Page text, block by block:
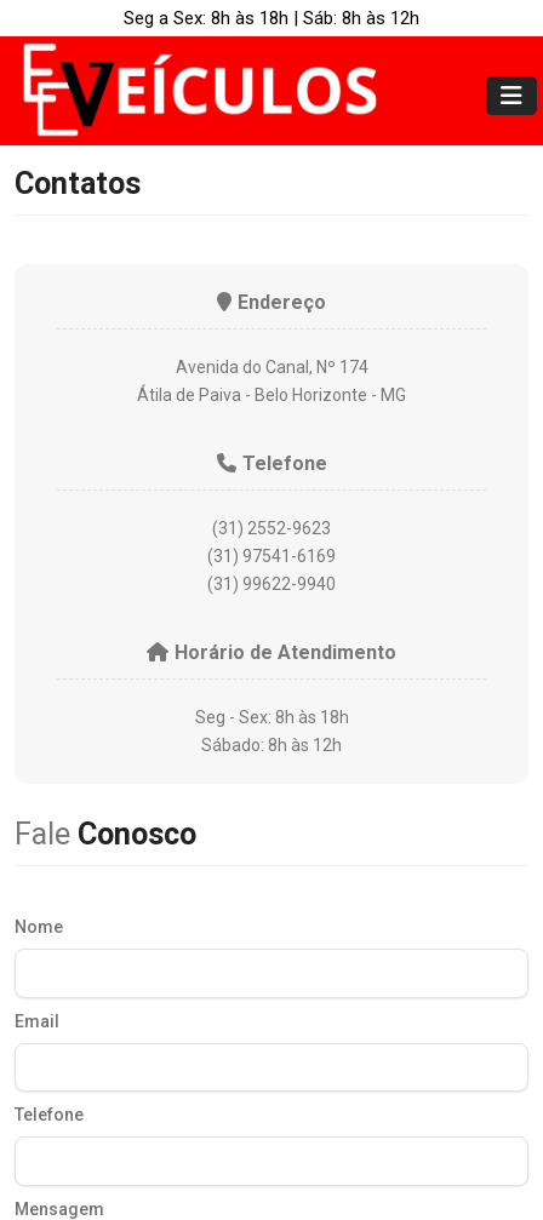
Seg a Sex: 8h às 18h | Sáb: 8h às 12h
Contatos
Endereço
Avenida do Canal, Nº 174
Átila de Paiva - Belo Horizonte - MG
Telefone
(31) 2552-9623
(31) 97541-6169
(31) 99622-9940
Horário de Atendimento
Seg - Sex: 8h às 18h
Sábado: 8h às 12h
Fale Conosco
Nome
Email
Telefone
Mensagem